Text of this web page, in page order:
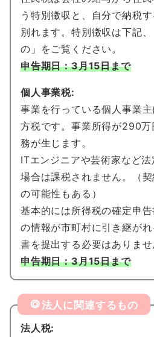
う特別徴収と、自分で納税
別れます。特別徴収は下記
の」をご覧ください。
申告期日：3月15日まで
個人事業税:
事業を行っている個人事業
方税です。事業所得が290
務が生じます。
ITエンジニアや芸術家など
場合は課税されません。（
の可能性もある）
基本的には所得税の確定申
の情報が市町村に引き継が
書を提出する必要はありませ
申告期日：3月15日まで
法人に関連するもの
法人税: